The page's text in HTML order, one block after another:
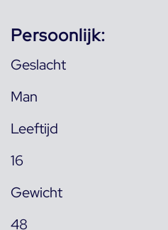
Persoonlijk:
Geslacht
Man
Leeftijd
16
Gewicht
48